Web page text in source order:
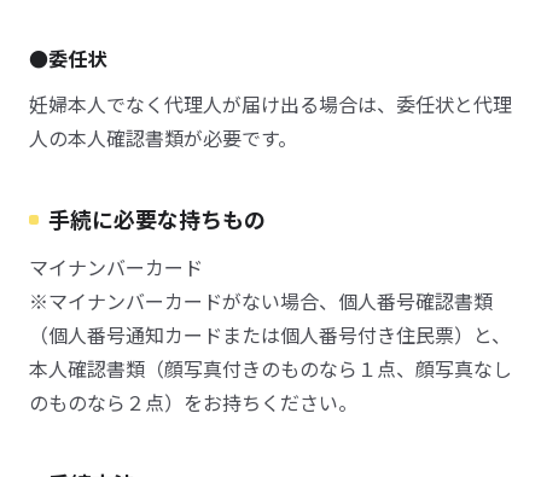
●委任状
妊婦本人でなく代理人が届け出る場合は、委任状と代理
人の本人確認書類が必要です。
手続に必要な持ちもの
マイナンバーカード
※マイナンバーカードがない場合、個人番号確認書類
（個人番号通知カードまたは個人番号付き住民票）と、
本人確認書類（顔写真付きのものなら１点、顔写真なし
のものなら２点）をお持ちください。